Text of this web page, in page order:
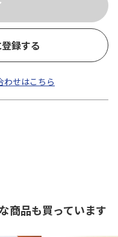
録する
わせはこちら
商品も買っています